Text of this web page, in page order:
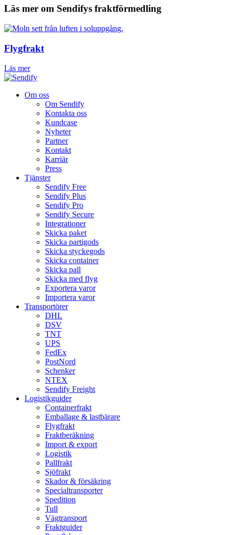
Läs mer om Sendifys fraktförmedling
Flygfrakt
Läs mer
Om oss
Om Sendify
Kontakta oss
Kundcase
Nyheter
Partner
Kontakt
Karriär
Press
Tjänster
Sendify Free
Sendify Plus
Sendify Pro
Sendify Secure
Integrationer
Skicka paket
Skicka partigods
Skicka styckegods
Skicka container
Skicka pall
Skicka med flyg
Exportera varor
Importera varor
Transportörer
DHL
DSV
TNT
UPS
FedEx
PostNord
Schenker
NTEX
Sendify Freight
Logistikguider
Containerfrakt
Emballage & lastbärare
Flygfrakt
Fraktberäkning
Import & export
Logistik
Pallfrakt
Sjöfrakt
Skador & försäkring
Specialtransporter
Spedition
Tull
Vägtransport
Fraktguider